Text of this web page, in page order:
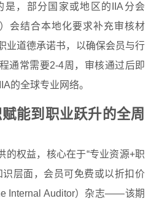
是，部分国家或地区的IIA分会
会结合本地化要求补充审核材
业道德承诺书，以确保会员与行
通常需要2-4周，审核通过后即
的全球专业网络。
能到职业跃升的全周
的权益，核心在于“专业资源+职
识层面，会员可免费或以折扣价
Internal Auditor）杂志——该期